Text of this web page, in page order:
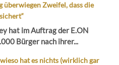
überwiegen Zweifel, dass die
hat im Auftrag der E.ON
Bürger nach ihrer...
hat es nichts (wirklich gar